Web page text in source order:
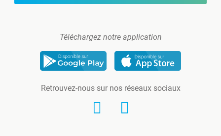
Téléchargez notre application
Retrouvez-nous sur nos réseaux sociaux